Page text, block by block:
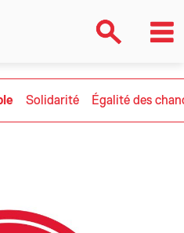
Solidarité Égalité des